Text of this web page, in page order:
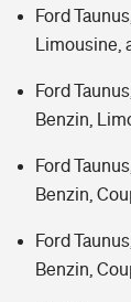
Ford
Limousine,
Ford
Benzin,
Ford
Benzin,
Ford
Benzin,